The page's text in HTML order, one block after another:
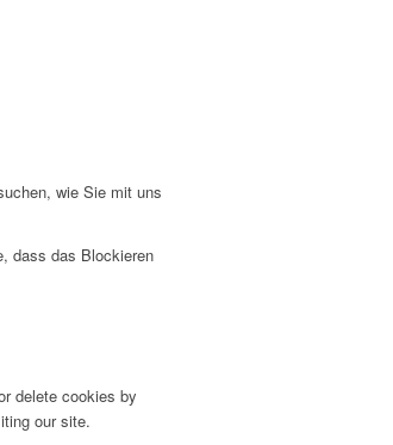
wie Sie mit uns
dass das Blockieren
delete cookies by
our site.